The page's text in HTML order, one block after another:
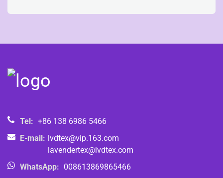
Tel: +86 138 6986 5466
E-mail: lvdtex@vip.163.com
lavendertex@lvdtex.com
WhatsApp: 008613869865466